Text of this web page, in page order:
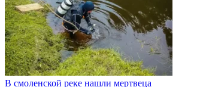
В смоленской реке нашли мертвеца